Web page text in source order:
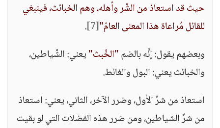
حيث قد استعاذ من الشَّر وأهله، وهم الخبائث، فينبغي
للقائل مُراعاة هذا المعنى العامّ"[7]
.
وبعضهم يقول: إنَّه بالضم"الخُبث"يعني: الشَّياطين،
والخبائث يعني: البول والغائط.
استعاذ من شرِّ الأول، وضرر الآخر، الثاني، يعني: استعاذ
من شرِّ الشياطين، ومن ضرر هذه الفضلات التي لو بقيت